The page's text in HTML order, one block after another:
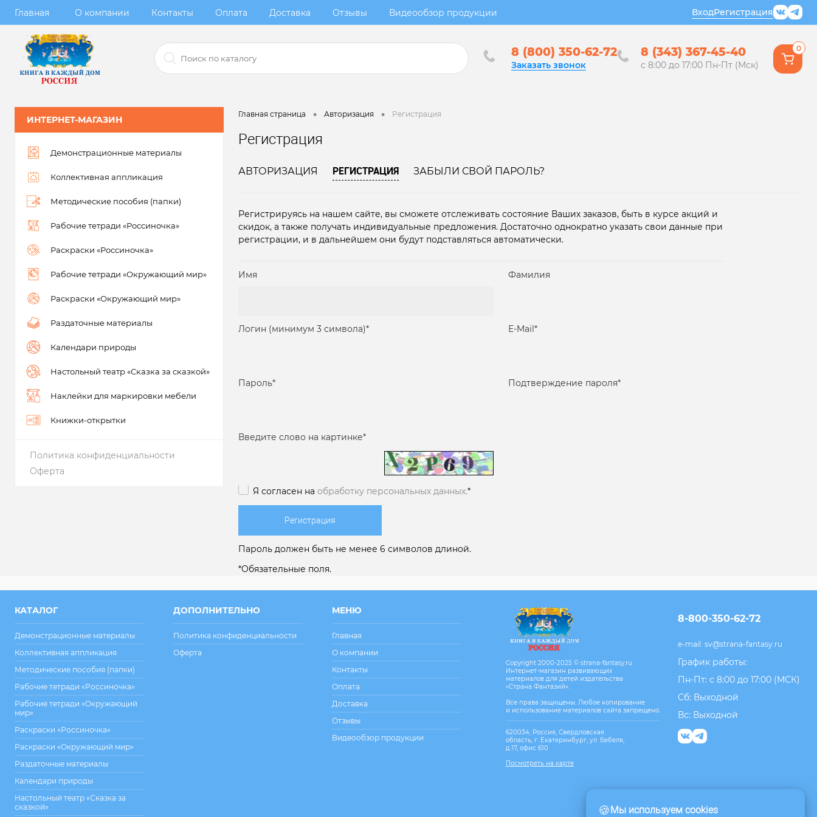
Главная О компании Контакты Оплата Доставка Отзывы Видеообзор продукции ВходРегистрация
8 (800) 350-62-72
Заказать звонок
8 (343) 367-45-40
с 8:00 до 17:00 Пн-Пт (Мск)
0
ИНТЕРНЕТ-МАГАЗИН
Демонстрационные материалы
Коллективная аппликация
Методические пособия (папки)
Рабочие тетради «Россиночка»
Раскраски «Россиночка»
Рабочие тетради «Окружающий мир»
Раскраски «Окружающий мир»
Раздаточные материалы
Календари природы
Настольный театр «Сказка за сказкой»
Наклейки для маркировки мебели
Книжки-открытки
Политика конфиденциальности
Оферта
Главная страница • Авторизация • Регистрация
Регистрация
АВТОРИЗАЦИЯ РЕГИСТРАЦИЯ ЗАБЫЛИ СВОЙ ПАРОЛЬ?
Регистрируясь на нашем сайте, вы сможете отслеживать состояние Ваших заказов, быть в курсе акций и
скидок, а также получать индивидуальные предложения. Достаточно однократно указать свои данные при
регистрации, и в дальнейшем они будут подставляться автоматически.
Имя Фамилия
Логин (минимум 3 символа)* E-Mail*
Пароль* Подтверждение пароля*
Введите слово на картинке*
Я согласен на обработку персональных данных.*
Пароль должен быть не менее 6 символов длиной.
*Обязательные поля.
КАТАЛОГ
Демонстрационные материалы
Коллективная аппликация
Методические пособия (папки)
Рабочие тетради «Россиночка»
Рабочие тетради «Окружающий
мир»
Раскраски «Россиночка»
Раскраски «Окружающий мир»
Раздаточные материалы
Календари природы
Настольный театр «Сказка за
сказкой»
ДОПОЛНИТЕЛЬНО
Политика конфиденциальности
Оферта
МЕНЮ
Главная
О компании
Контакты
Оплата
Доставка
Отзывы
Видеообзор продукции
Copyright 2000-2025 © strana-fantasy.ru
Интернет-магазин развивающих
материалов для детей издательства
«Страна Фантазий».
Все права защищены. Любое копирование
и использование материалов сайта запрещено.
620034, Россия, Свердловская
область, г. Екатеринбург, ул. Бебеля,
д.17, офис 610
Посмотреть на карте
🍪Мы используем cookies
8-800-350-62-72
e-mail: sv@strana-fantasy.ru
График работы:
Пн-Пт: с 8:00 до 17:00 (МСК)
Сб: Выходной
Вс: Выходной